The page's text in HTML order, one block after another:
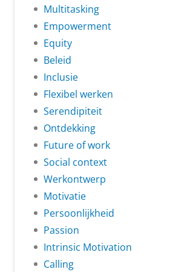
Multitasking
Empowerment
Equity
Beleid
Inclusie
Flexibel werken
Serendipiteit
Ontdekking
Future of work
Social context
Werkontwerp
Motivatie
Persoonlijkheid
Passion
Intrinsic Motivation
Calling